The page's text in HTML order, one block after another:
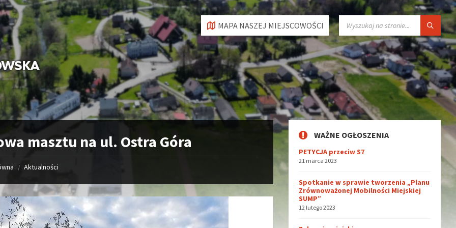
MAPA NASZEJ MIEJSCOWOŚCI
masztu na ul. Ostra Góra
/ Aktualności
WAŻNE OGŁOSZENIA
PETYCJA przeciw S7
21 marca 2023
Spotkanie w sprawie tworzenia „Planu
Zrównoważonej Mobilności Miejskiej
SUMP”
12 lutego 2023